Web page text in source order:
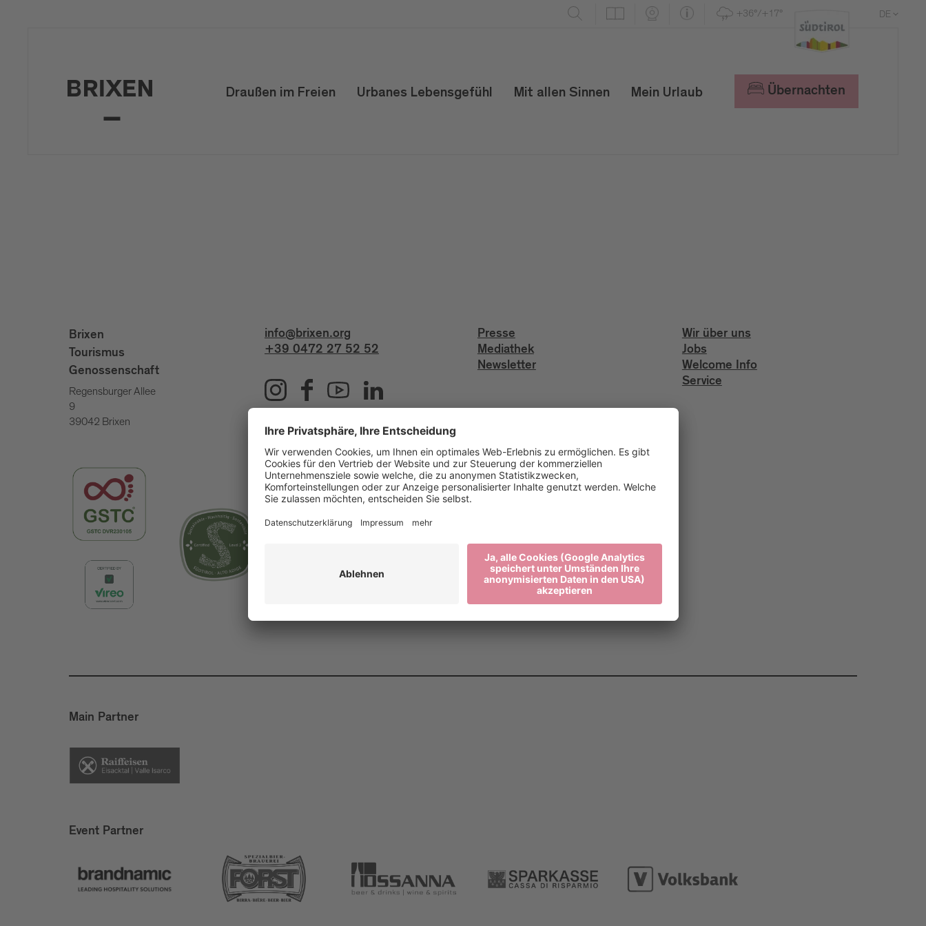
+36°/+17° DE
Draußen im Freien Urbanes Lebensgefühl Mit allen Sinnen Mein Urlaub Übernachten
Brixen
Tourismus
Genossenschaft
Regensburger Allee
9
39042 Brixen
info@brixen.org
+39 0472 27 52 52
Presse
Mediathek
Newsletter
Wir über uns
Jobs
Welcome Info
Service
Main Partner
Event Partner